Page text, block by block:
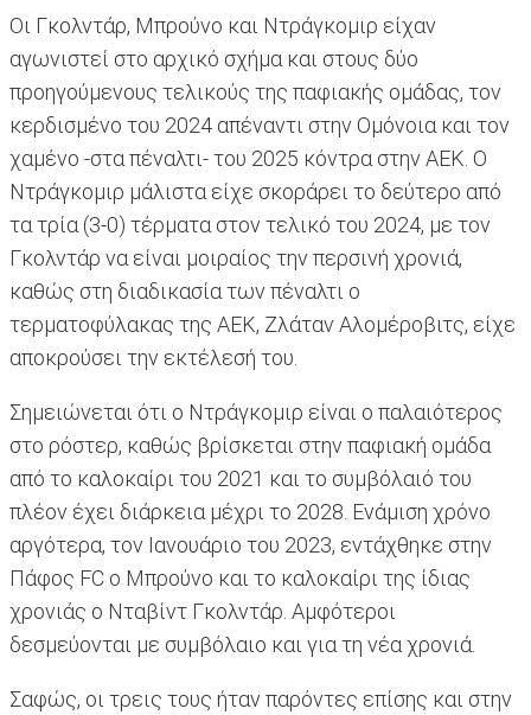
Οι Γκολντάρ, Μπρούνο και Ντράγκομιρ είχαν
αγωνιστεί στο αρχικό σχήμα και στους δύο
προηγούμενους τελικούς της παφιακής ομάδας, τον
κερδισμένο του 2024 απέναντι στην Ομόνοια και τον
χαμένο -στα πέναλτι- του 2025 κόντρα στην ΑΕΚ. Ο
Ντράγκομιρ μάλιστα είχε σκοράρει το δεύτερο από
τα τρία (3-0) τέρματα στον τελικό του 2024, με τον
Γκολντάρ να είναι μοιραίος την περσινή χρονιά,
καθώς στη διαδικασία των πέναλτι ο
τερματοφύλακας της ΑΕΚ, Ζλάταν Αλομέροβιτς, είχε
αποκρούσει την εκτέλεσή του.
Σημειώνεται ότι ο Ντράγκομιρ είναι ο παλαιότερος
στο ρόστερ, καθώς βρίσκεται στην παφιακή ομάδα
από το καλοκαίρι του 2021 και το συμβόλαιό του
πλέον έχει διάρκεια μέχρι το 2028. Ενάμιση χρόνο
αργότερα, τον Ιανουάριο του 2023, εντάχθηκε στην
Πάφος FC o Μπρούνο και το καλοκαίρι της ίδιας
χρονιάς ο Νταβίντ Γκολντάρ. Αμφότεροι
δεσμεύονται με συμβόλαιο και για τη νέα χρονιά.
Σαφώς, οι τρεις τους ήταν παρόντες επίσης και στην